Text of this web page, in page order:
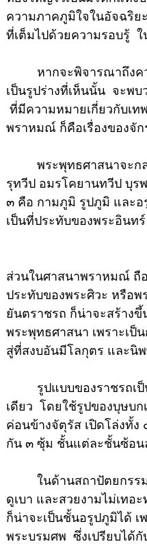
ความภาคภูมิใจในอัจฉริ
ที่เต็มไปด้วยความรอบรู้
หากจะพิจารณาถึงควา
เป็นรูปร่างที่เห็นนั้น จะพบ
ที่มีความหมายเกี่ยวกับเท
พราหมณ์ ก็คือเรื่องของจัก
พระพุทธศาสนาจะกล่า
รุทวีป อมรโคยานทวีป บุร
๓ คือ กามภูมิ รูปภูมิ และอ
เป็นที่ประทับของพระอินท
ส่วนในศาสนาพราหมณ์ ถื
ประทับของพระศิวะ หรือ
ยันตราชรถ ก็น่าจะสร้างขึ้
พระพุทธศาสนา เพราะเ
สู่ที่สงบอันมีโลกุตร และนิ
รูปแบบของราชรถเป็นก
เดียว โดยใช้รูปของบุษบ
ค่อนข้างจัตุรัส เปิดโล่งทั้ง
กัน ๓ ซุ้ม ชั้นแต่ละชั้นซ้อน
ในด้านสถาปัตยกรรมถื
ดูเบา และสวยงามไม่เท
ก็น่าจะเป็นชั้นอรูปภูมิได้ เ
พระบรมศพ ซึ่งเปรียบได้